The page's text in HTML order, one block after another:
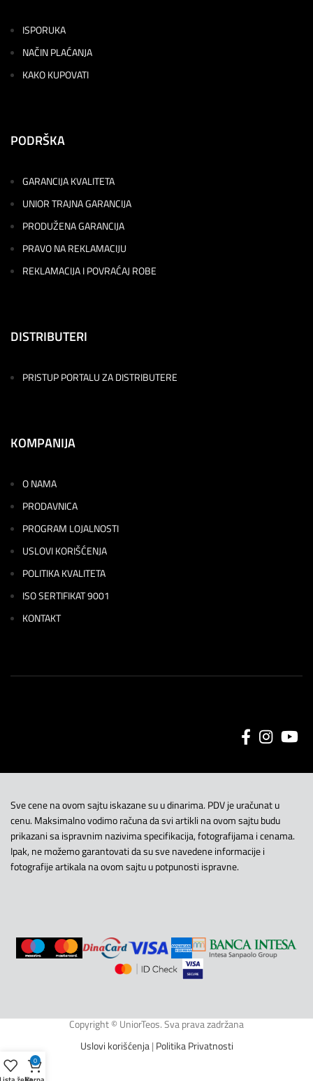
ISPORUKA
NAČIN PLAĆANJA
KAKO KUPOVATI
PODRŠKA
GARANCIJA KVALITETA
UNIOR TRAJNA GARANCIJA
PRODUŽENA GARANCIJA
PRAVO NA REKLAMACIJU
REKLAMACIJA I POVRAĆAJ ROBE
DISTRIBUTERI
PRISTUP PORTALU ZA DISTRIBUTERE
KOMPANIJA
O NAMA
PRODAVNICA
PROGRAM LOJALNOSTI
USLOVI KORIŠĆENJA
POLITIKA KVALITETA
ISO SERTIFIKAT 9001
KONTAKT
Sve cene na ovom sajtu iskazane su u dinarima. PDV je uračunat u
cenu. Maksimalno vodimo računa da svi artikli na ovom sajtu budu
prikazani sa ispravnim nazivima specifikacija, fotografijama i cenama.
Ipak, ne možemo garantovati da su sve navedene informacije i
fotografije artikala na ovom sajtu u potpunosti ispravne.
Copyright © UniorTeos. Sva prava zadržana
Uslovi korišćenja| Politika Privatnosti
0